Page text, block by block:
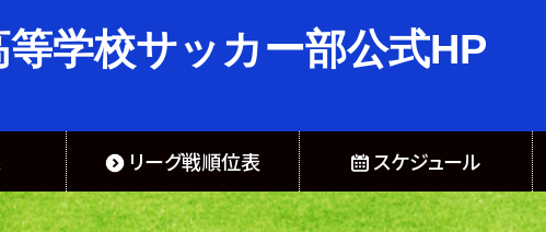
学校サッカー部公式HP
リーグ戦順位表 スケジュール